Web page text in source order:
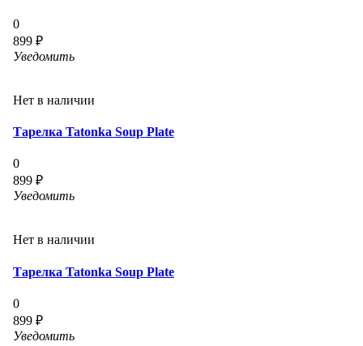
0
899 ₽
Уведомить
Нет в наличии
Тарелка Tatonka Soup Plate
0
899 ₽
Уведомить
Нет в наличии
Тарелка Tatonka Soup Plate
0
899 ₽
Уведомить